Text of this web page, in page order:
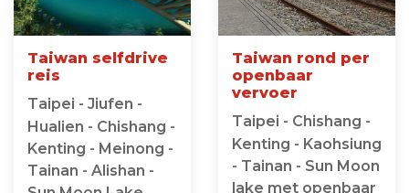
Taiwan selfdrive
reis
Taipei - Jiufen -
Hualien - Chishang -
Kenting - Meinong -
Tainan - Alishan -
Taiwan rond per
openbaar
vervoer
Taipei - Chishang -
Kenting - Kaohsiung
- Tainan - Sun Moon
lake met openbaar